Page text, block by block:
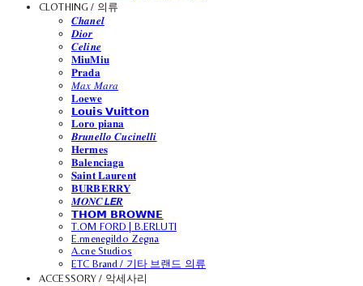
CLOTHING / 의류
𝑪𝒉𝒂𝒏𝒆𝒍
𝑫𝒊𝒐𝒓
𝑪𝒆𝒍𝒊𝒏𝒆
𝐌𝐢𝐮𝐌𝐢𝐮
𝐏𝐫𝐚𝐝𝐚
𝑀𝑎𝑥 𝑀𝑎𝑟𝑎
𝐋𝐨𝐞𝐰𝐞
𝗟𝗼𝘂𝗶𝘀 𝗩𝘂𝗶𝘁𝘁𝗼𝗻
𝐋𝐨𝐫𝐨 𝐩𝐢𝐚𝐧𝐚
𝑩𝒓𝒖𝒏𝒆𝒍𝒍𝒐 𝑪𝒖𝒄𝒊𝒏𝒆𝒍𝒍𝒊
𝐇𝐞𝐫𝐦𝐞𝐬
𝐁𝐚𝐥𝐞𝐧𝐜𝐢𝐚𝐠𝐚
𝐒𝐚𝐢𝐧𝐭 𝐋𝐚𝐮𝐫𝐞𝐧𝐭
𝐁𝐔𝐑𝐁𝐄𝐑𝐑𝐘
𝑴𝑶𝑵𝑪𝙇𝙀𝑹
𝗧𝗛𝗢𝗠 𝗕𝗥𝗢𝗪𝗡𝗘
T.OM FORD | B.ERLUTI
E.rmenegildo Zegna
A.cne Studios
ETC Brand / 기타 브랜드 의류
ACCESSORY / 악세사리